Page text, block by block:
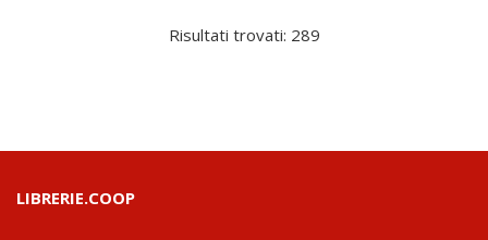
Risultati trovati: 289
LIBRERIE.COOP